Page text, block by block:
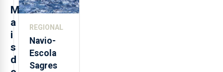
M
a
i
s
d
postos de
REGIONAL
Navio-
Escola
Sagres